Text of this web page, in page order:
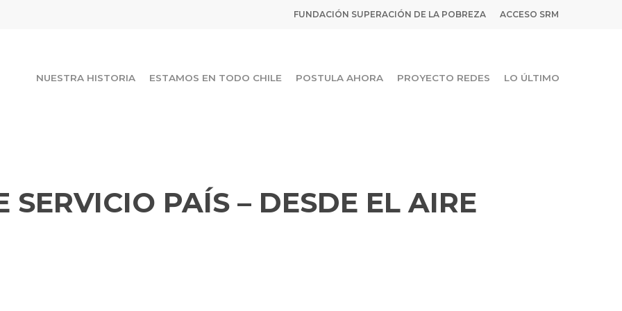
FUNDACIÓN SUPERACIÓN DE LA POBREZA ACCESO SRM
NUESTRA HISTORIA ESTAMOS EN TODO CHILE POSTULA AHORA PROYECTO REDES LO ÚLTIMO
SERVICIO PAÍS – DESDE EL AIRE